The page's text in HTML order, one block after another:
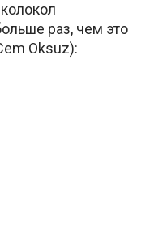
раз, чем это
Oksuz):